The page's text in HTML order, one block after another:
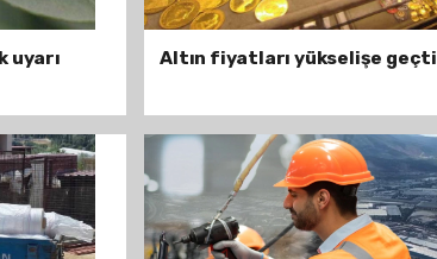
uyarı Altın fiyatları yükselişe geçti